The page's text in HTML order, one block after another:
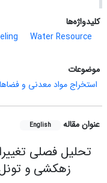
کلیدواژه‌ها
Water Resource
موضوعات
استخراج مواد معدنی و
عنوان مقاله English
تحلیل فصلی
زهکشی و